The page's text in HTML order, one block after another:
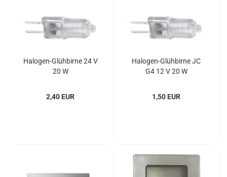
Halogen-​​Glüh­bir­ne 24 V
20 W
2,40 EUR
Halogen-​​Glüh­bir­ne JC
G4 12 V 20 W
1,50 EUR